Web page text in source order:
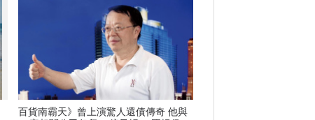
百貨南霸天》曾上演驚人還債傳奇 他與